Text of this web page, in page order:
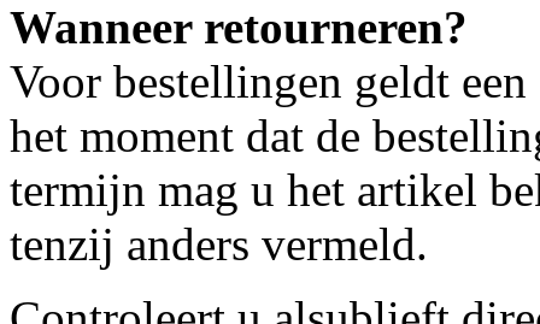
Wanneer retourneren?
Voor bestellingen geldt
het moment dat de
termijn mag u het artikel
tenzij anders vermeld.